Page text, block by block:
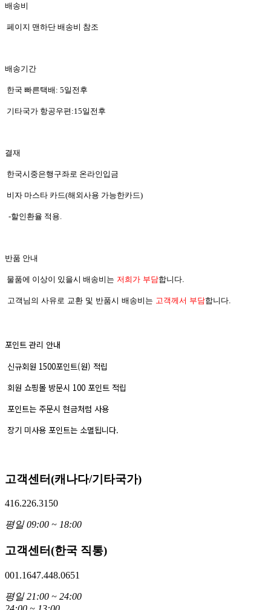
배송비
페이지 맨하단 배송비 참조
배송기간
한국 빠른택배: 5일전후
기타국가 항공우편:15일전후
결재
한국시중은행구좌로 온라인입금
비자 마스타 카드(해외사용 가능한카드)
-할인환율 적용.
반품 안내
물품에 이상이 있을시 배송비는 저희가 부담합니다.
고객님의 사유로 교환 및 반품시 배송비는 고객께서 부담합니다.
포인트 관리 안내
신규회원 1500포인트(원) 적립
회원 쇼핑몰 방문시 100 포인트 적립
포인트는 주문시 현금처럼 사용
장기 미사용 포인트는 소멸됩니다.
고객센터(캐나다/기타국가)
416.226.3150
평일 09:00 ~ 18:00
고객센터(한국 직통)
001.1647.448.0651
평일 21:00 ~ 24:00